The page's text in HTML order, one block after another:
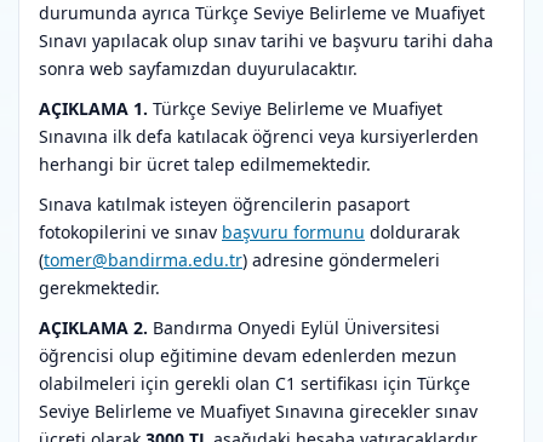
durumunda ayrıca Türkçe Seviye Belirleme ve Muafiyet
Sınavı yapılacak olup sınav tarihi ve başvuru tarihi daha
sonra web sayfamızdan duyurulacaktır.
AÇIKLAMA 1. Türkçe Seviye Belirleme ve Muafiyet
Sınavına ilk defa katılacak öğrenci veya kursiyerlerden
herhangi bir ücret talep edilmemektedir.
Sınava katılmak isteyen öğrencilerin pasaport
fotokopilerini ve sınav başvuru formunu doldurarak
(tomer@bandirma.edu.tr) adresine göndermeleri
gerekmektedir.
AÇIKLAMA 2. Bandırma Onyedi Eylül Üniversitesi
öğrencisi olup eğitimine devam edenlerden mezun
olabilmeleri için gerekli olan C1 sertifikası için Türkçe
Seviye Belirleme ve Muafiyet Sınavına girecekler sınav